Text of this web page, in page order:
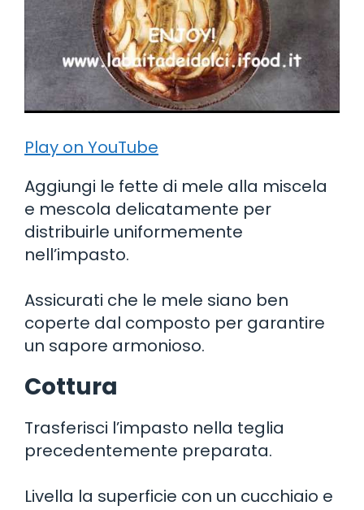
Play on YouTube
Aggiungi le fette di mele alla miscela
e mescola delicatamente per
distribuirle uniformemente
nell’impasto.
Assicurati che le mele siano ben
coperte dal composto per garantire
un sapore armonioso.
Cottura
Trasferisci l’impasto nella teglia
precedentemente preparata.
Livella la superficie con un cucchiaio e